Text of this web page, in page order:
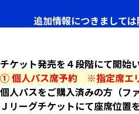
追加情報につきましては
チケット発売を４段階にて開始い
① 個人パス席予約 ※指定席エ
個人パスをご購入済みの方（フ
Ｊリーグチケットにて座席位置